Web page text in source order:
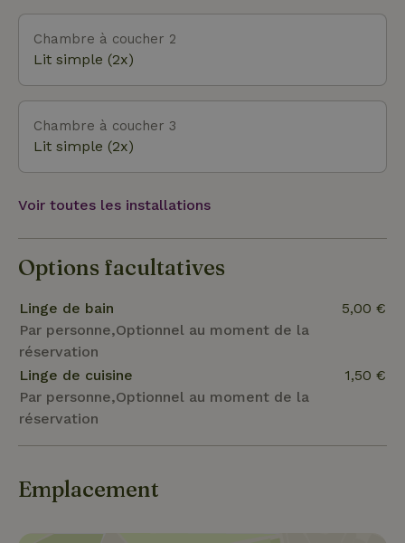
Chambre à coucher 2
Lit simple (2x)
Chambre à coucher 3
Lit simple (2x)
Voir toutes les installations
Options facultatives
Linge de bain
Par personne,Optionnel au moment de la
réservation
5,00 €
Linge de cuisine
Par personne,Optionnel au moment de la
réservation
1,50 €
Emplacement